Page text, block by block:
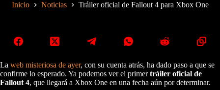
Inicio Noticias Tráiler oficial de Fallout 4 para Xbox One
La web misteriosa de ayer, con su cuenta atrás, ha dado paso a que se
confirme lo esperado. Ya podemos ver el primertráiler oficial de
Fallout 4, que llegará a Xbox One en una fecha aún por determinar.